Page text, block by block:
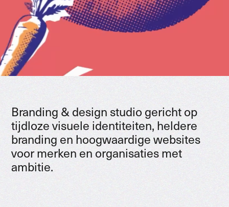
Branding & design studio gericht op
tijdloze visuele identiteiten, heldere
branding en hoogwaardige websites
voor merken en organisaties met
ambitie.